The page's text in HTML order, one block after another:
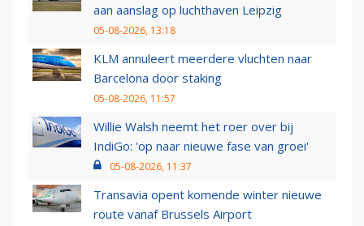
aan aanslag op luchthaven Leipzig
05-08-2026, 13:18
KLM annuleert meerdere vluchten naar
Barcelona door staking
05-08-2026, 11:57
Willie Walsh neemt het roer over bij
IndiGo: 'op naar nieuwe fase van groei'
05-08-2026, 11:37
Transavia opent komende winter nieuwe
route vanaf Brussels Airport